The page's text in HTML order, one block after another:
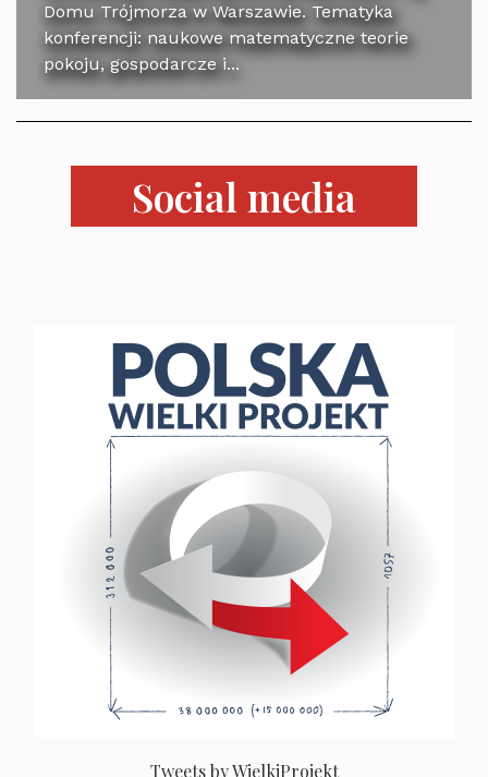
Domu Trójmorza w Warszawie. Tematyka
konferencji: naukowe matematyczne teorie
pokoju, gospodarcze i...
Social media
Tweets by WielkiProjekt